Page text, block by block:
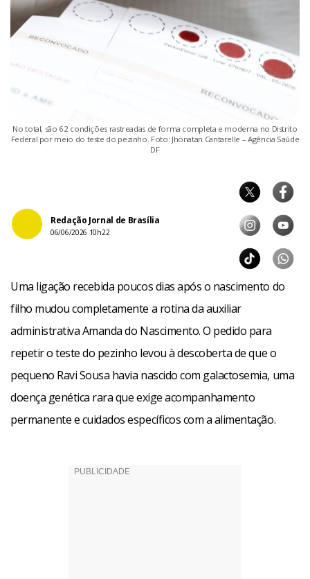
No total, são 62 condições rastreadas de forma completa e moderna no Distrito
Federal por meio do teste do pezinho. Foto: Jhonatan Cantarelle – Agência Saúde
DF
Redação Jornal de Brasília
06/06/2026 10h22
Uma ligação recebida poucos dias após o nascimento do
filho mudou completamente a rotina da auxiliar
administrativa Amanda do Nascimento. O pedido para
repetir o teste do pezinho levou à descoberta de que o
pequeno Ravi Sousa havia nascido com galactosemia, uma
doença genética rara que exige acompanhamento
permanente e cuidados específicos com a alimentação.